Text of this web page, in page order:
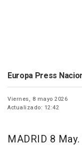
Europa Press
Viernes, 8 mayo 2026
Actualizado: 12:42
MADRID 8